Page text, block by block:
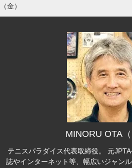
（金）
MINORU OTA（
テニスパラダイス代表取締役。 元
誌やインターネット等、幅広いジャン